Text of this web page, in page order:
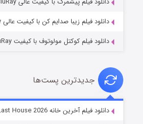
خاندان اژدها فصل ۳
دانلود فیلم زیبا صدایم کن با کیفیت عالی BluRay
دانلود فیلم کوکتل مولوتوف با کیفیت BluRay
جدیدترین پست‌ها
دانلود فیلم آخرین خانه The Last House 2026